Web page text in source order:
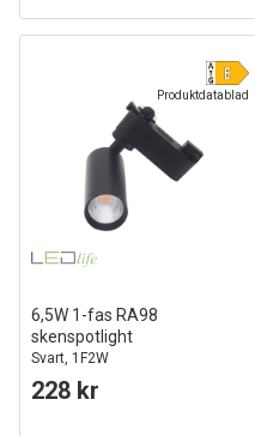
Produktdatablad
6,5W 1-fas RA98
skenspotlight
Svart, 1F2W
228 kr